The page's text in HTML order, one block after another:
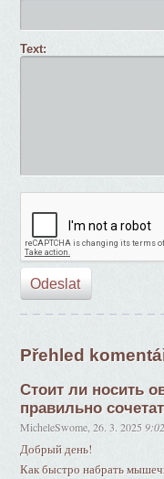
Text:
Přehled
Стоит ли носить
правильно
MicheleSwome ,26. 3. 2025 9:02
Добрый день!
Как быстро набрать